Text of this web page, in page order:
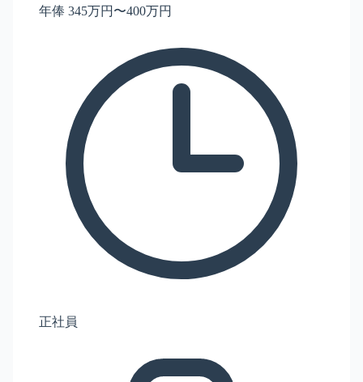
年俸 345万円〜400万円
正社員